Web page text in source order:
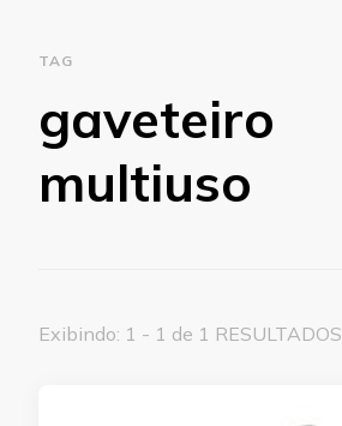
TAG
gaveteiro
multiuso
Exibindo: 1 - 1 de 1 RESULTADOS